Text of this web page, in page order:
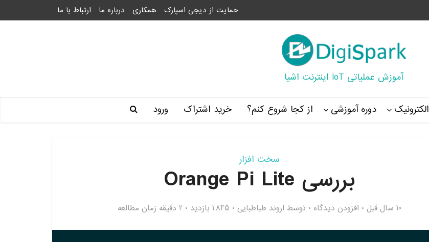
حمایت از دیجی اسپارک همکاری درباره ما ارتباط با ما
آموزش عملیاتی IoT اینترنت اشیا
الکترونیک دوره آموزشی از کجا شروع کنم؟ خرید اشتراک ورود
سخت افزار
بررسی Orange Pi Lite
10 سال قبل افزودن دیدگاه توسط اروند طباطبایی 1,845 بازدید 2 دقیقه زمان مطالعه